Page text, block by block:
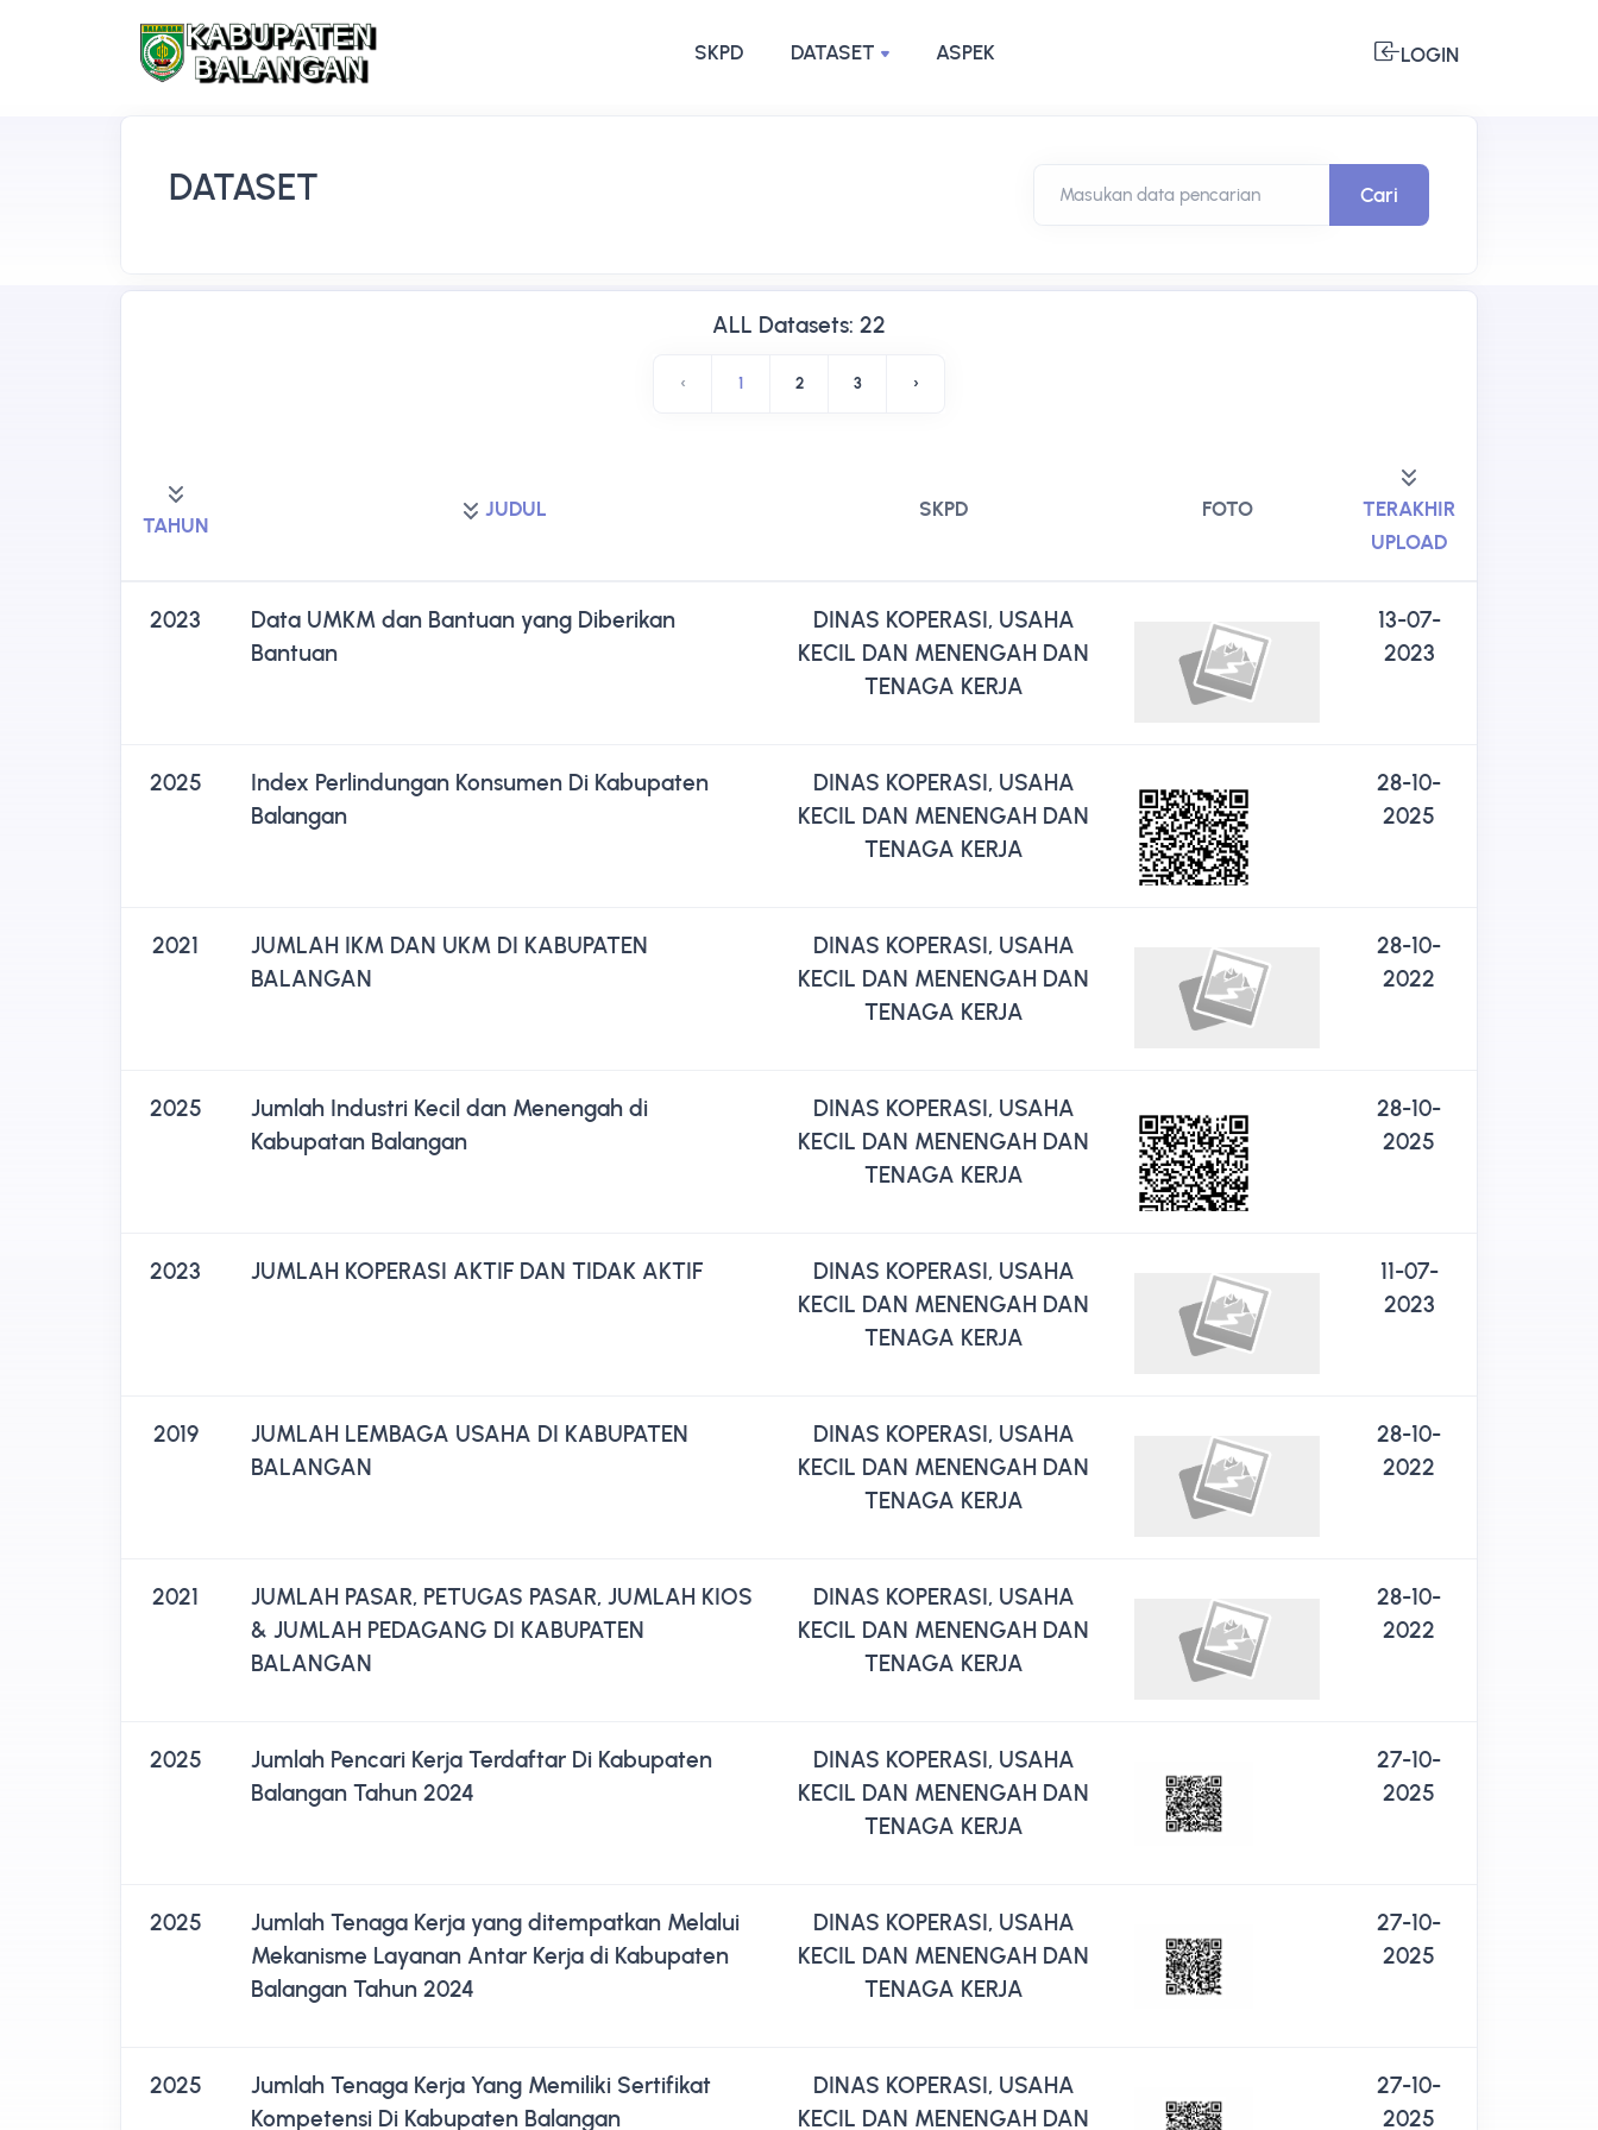
SKPD DATASET ASPEK LOGIN
DATASET Masukan data pencarian Cari
ALL Datasets: 22
‹ 1 2 3 ›
TAHUN
JUDUL SKPD FOTO
TERAKHIR
UPLOAD
2023
Data UMKM dan Bantuan yang Diberikan
Bantuan
DINAS KOPERASI, USAHA
KECIL DAN MENENGAH DAN
TENAGA KERJA
13-07-
2023
2025
Index Perlindungan Konsumen Di Kabupaten
Balangan
DINAS KOPERASI, USAHA
KECIL DAN MENENGAH DAN
TENAGA KERJA
28-10-
2025
2021
JUMLAH IKM DAN UKM DI KABUPATEN
BALANGAN
DINAS KOPERASI, USAHA
KECIL DAN MENENGAH DAN
TENAGA KERJA
28-10-
2022
2025
Jumlah Industri Kecil dan Menengah di
Kabupatan Balangan
DINAS KOPERASI, USAHA
KECIL DAN MENENGAH DAN
TENAGA KERJA
28-10-
2025
2023 JUMLAH KOPERASI AKTIF DAN TIDAK AKTIF
DINAS KOPERASI, USAHA
KECIL DAN MENENGAH DAN
TENAGA KERJA
11-07-
2023
2019
JUMLAH LEMBAGA USAHA DI KABUPATEN
BALANGAN
DINAS KOPERASI, USAHA
KECIL DAN MENENGAH DAN
TENAGA KERJA
28-10-
2022
2021
JUMLAH PASAR, PETUGAS PASAR, JUMLAH KIOS
& JUMLAH PEDAGANG DI KABUPATEN
BALANGAN
DINAS KOPERASI, USAHA
KECIL DAN MENENGAH DAN
TENAGA KERJA
28-10-
2022
2025
Jumlah Pencari Kerja Terdaftar Di Kabupaten
Balangan Tahun 2024
DINAS KOPERASI, USAHA
KECIL DAN MENENGAH DAN
TENAGA KERJA
27-10-
2025
2025
Jumlah Tenaga Kerja yang ditempatkan Melalui
Mekanisme Layanan Antar Kerja di Kabupaten
Balangan Tahun 2024
DINAS KOPERASI, USAHA
KECIL DAN MENENGAH DAN
TENAGA KERJA
27-10-
2025
2025
Jumlah Tenaga Kerja Yang Memiliki Sertifikat
Kompetensi Di Kabupaten Balangan
DINAS KOPERASI, USAHA
KECIL DAN MENENGAH DAN
27-10-
2025